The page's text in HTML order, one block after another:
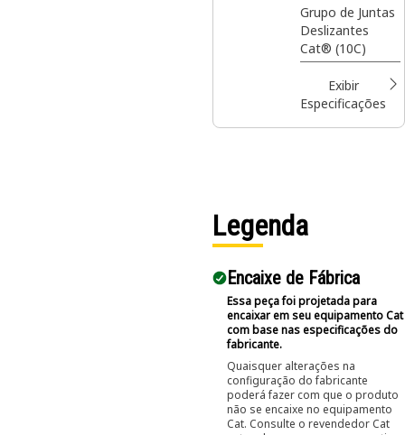
Deslizante
Grupo de Juntas
Deslizantes
Cat® (10C)
Exibir
Especificações
Legenda
Encaixe de Fábrica
Essa peça foi projetada para
encaixar em seu equipamento Cat
com base nas especificações do
fabricante.
Quaisquer alterações na
configuração do fabricante
poderá fazer com que o produto
não se encaixe no equipamento
Cat. Consulte o revendedor Cat